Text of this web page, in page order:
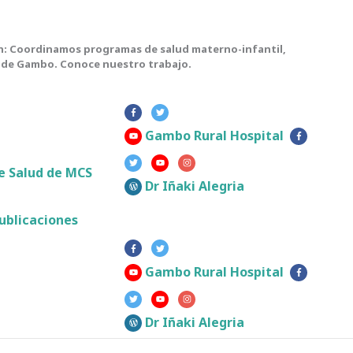
Coordinamos programas de salud materno-infantil,
Gambo. Conoce nuestro trabajo.
de MCS
Gambo Rural Hospital
Dr Iñaki Alegria
Gambo Rural Hospital
Dr Iñaki Alegria